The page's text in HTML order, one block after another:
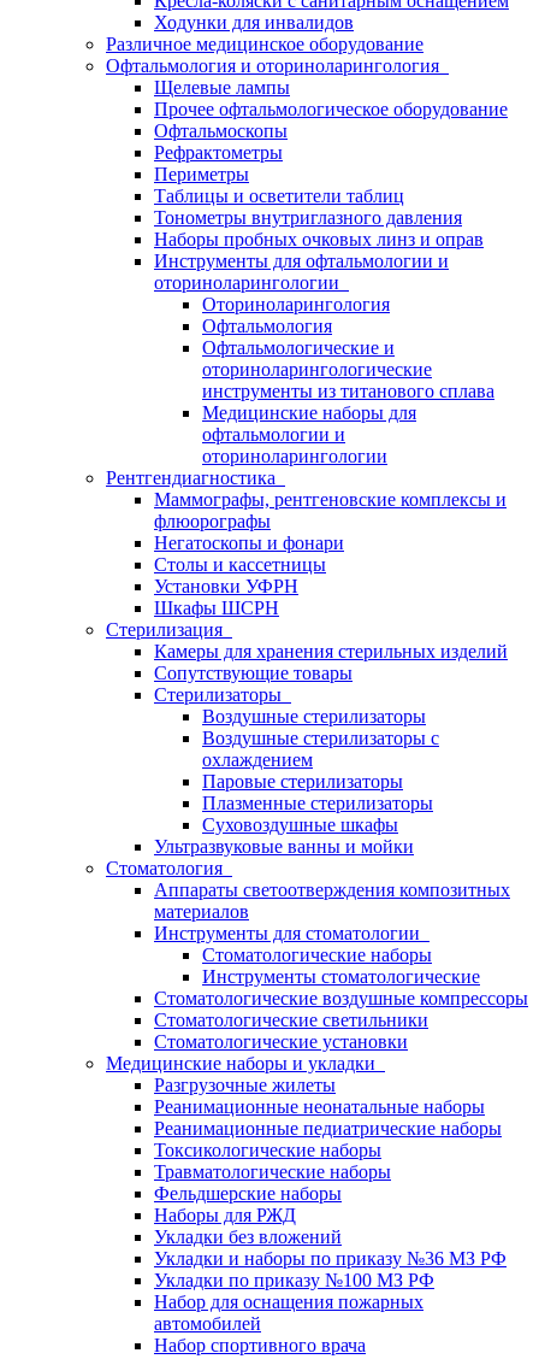
Ходунки для инвалидов
Различное медицинское оборудование
Офтальмология и оториноларингология
Щелевые лампы
Прочее офтальмологическое оборудование
Офтальмоскопы
Рефрактометры
Периметры
Таблицы и осветители таблиц
Тонометры внутриглазного давления
Наборы пробных очковых линз и оправ
Инструменты для офтальмологии и
оториноларингологии
Оториноларингология
Офтальмология
Офтальмологические и
оториноларингологические
инструменты из титанового сплава
Медицинские наборы для
офтальмологии и
оториноларингологии
Рентгендиагностика
Маммографы, рентгеновские комплексы и
флюорографы
Негатоскопы и фонари
Столы и кассетницы
Установки УФРН
Шкафы ШСРН
Стерилизация
Камеры для хранения стерильных изделий
Сопутствующие товары
Стерилизаторы
Воздушные стерилизаторы
Воздушные стерилизаторы с
охлаждением
Паровые стерилизаторы
Плазменные стерилизаторы
Суховоздушные шкафы
Ультразвуковые ванны и мойки
Стоматология
Аппараты светоотверждения композитных
материалов
Инструменты для стоматологии
Стоматологические наборы
Инструменты стоматологические
Стоматологические воздушные компрессоры
Стоматологические светильники
Стоматологические установки
Медицинские наборы и укладки
Разгрузочные жилеты
Реанимационные неонатальные наборы
Реанимационные педиатрические наборы
Токсикологические наборы
Травматологические наборы
Фельдшерские наборы
Наборы для РЖД
Укладки без вложений
Укладки и наборы по приказу №36 МЗ РФ
Укладки по приказу №100 МЗ РФ
Набор для оснащения пожарных
автомобилей
Набор спортивного врача